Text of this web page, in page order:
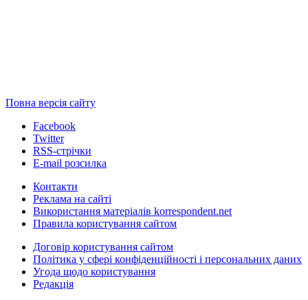
Повна версія сайту
Facebook
Twitter
RSS-стрічки
E-mail розсилка
Контакти
Реклама на сайті
Використання матеріалів korrespondent.net
Правила користування сайтом
Договір користування сайтом
Політика у сфері конфіденційності і персональних даних
Угода щодо користування
Редакція